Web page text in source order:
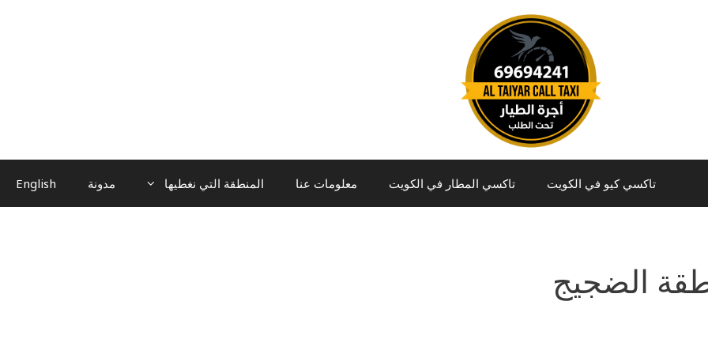
تاكسي كيو في الكويت تاكسي المطار في الكويت معلومات عنا المنطقة التي نغطيها مدونة English
الضجيج